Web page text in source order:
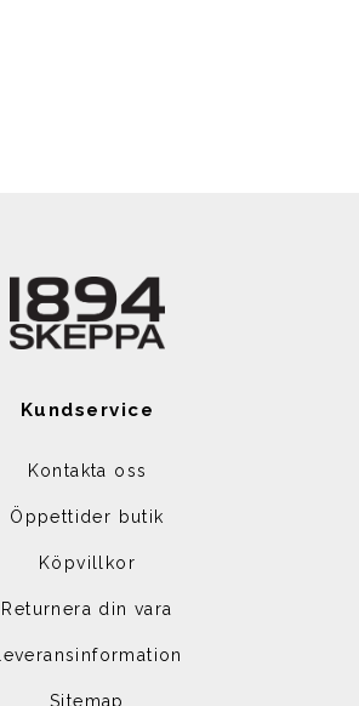
Kundservice
Kontakta oss
Öppettider butik
Köpvillkor
Returnera din vara
Leveransinformation
Sitemap